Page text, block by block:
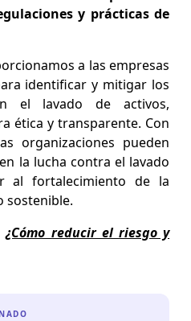
y prácticas de
a las empresas
identificar y mitigar los
el lavado de activos,
ética y transparente. Con
organizaciones pueden
la lucha contra el lavado
al fortalecimiento de la
sostenible.
¿Cómo reducir el riesgo y